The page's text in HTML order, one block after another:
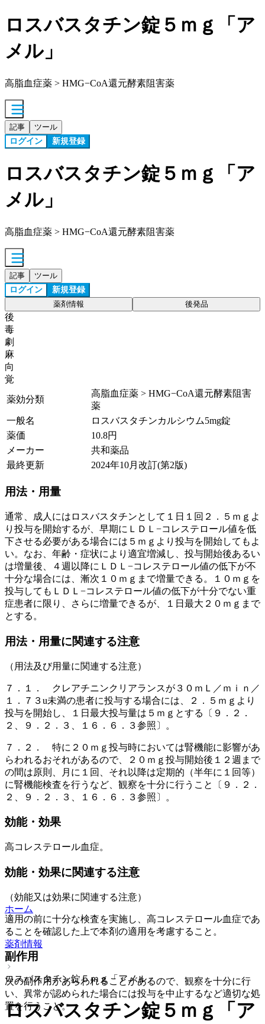
ロスバスタチン錠５ｍｇ「ア
メル」
高脂血症薬 > HMG−CoA還元酵素阻害薬
記事 ツール
ログイン 新規登録
ロスバスタチン錠５ｍｇ「ア
メル」
高脂血症薬 > HMG−CoA還元酵素阻害薬
記事 ツール
ログイン 新規登録
薬剤情報 後発品
後
毒
劇
麻
向
覚
薬効分類
高脂血症薬 > HMG−CoA還元酵素阻害
薬
一般名
ロスバスタチンカルシウム5mg錠
薬価
10.8円
メーカー
共和薬品
最終更新
2024年10月改訂(第2版)
用法・用量
通常、成人にはロスバスタチンとして１日１回２．５ｍｇよ
り投与を開始するが、早期にＬＤＬ−コレステロール値を低
下させる必要がある場合には５ｍｇより投与を開始してもよ
い。なお、年齢・症状により適宜増減し、投与開始後あるい
は増量後、４週以降にＬＤＬ−コレステロール値の低下が不
十分な場合には、漸次１０ｍｇまで増量できる。１０ｍｇを
投与してもＬＤＬ−コレステロール値の低下が十分でない重
症患者に限り、さらに増量できるが、１日最大２０ｍｇまで
とする。
用法・用量に関連する注意
（用法及び用量に関連する注意）
７．１． クレアチニンクリアランスが３０ｍＬ／ｍｉｎ／
１．７３u未満の患者に投与する場合には、２．５ｍｇより
投与を開始し、１日最大投与量は５ｍｇとする〔９．２．
２、９．２．３、１６．６．３参照〕。
７．２． 特に２０ｍｇ投与時においては腎機能に影響があ
らわれるおそれがあるので、２０ｍｇ投与開始後１２週まで
の間は原則、月に１回、それ以降は定期的（半年に１回等）
に腎機能検査を行うなど、観察を十分に行うこと〔９．２．
２、９．２．３、１６．６．３参照〕。
効能・効果
高コレステロール血症。
効能・効果に関連する注意
（効能又は効果に関連する注意）
適用の前に十分な検査を実施し、高コレステロール血症であ
ることを確認した上で本剤の適用を考慮すること。
副作用
次の副作用があらわれることがあるので、観察を十分に行
い、異常が認められた場合には投与を中止するなど適切な処
置を行うこと。
ホーム
薬剤情報
ロスバスタチン錠５ｍｇ「アメル」
ロスバスタチン錠５ｍｇ「ア